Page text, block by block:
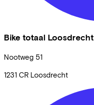
Bike totaal Loosdrecht
Nootweg 51
1231 CR Loosdrecht